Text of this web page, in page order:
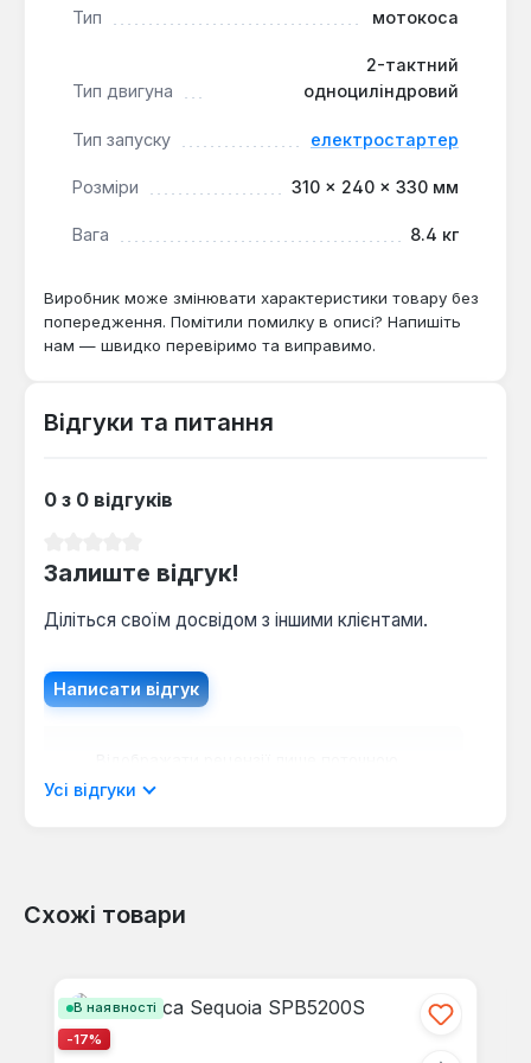
ефективність та зручність експлуатації. Гарантія 2
Тип мотокоса
Тип двигуна
2-тактний
одноциліндровий
Тип запуску електростартер
Розміри 310 × 240 × 330 мм
Вага 8.4 кг
Виробник може змінювати характеристики товару без
попередження. Помітили помилку в описі? Напишіть
нам — швидко перевіримо та виправимо.
Відгуки та питання
0 з 0 відгуків
Залиште відгук!
Діліться своїм досвідом з іншими клієнтами.
Написати відгук
мовою.
Відгуків не знайдено. Поділіться
Усі відгуки
Схожі товари
В наявності
-17%